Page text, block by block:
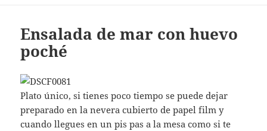
Ensalada de mar con huevo
poché
Plato único, si tienes poco tiempo se puede dejar
preparado en la nevera cubierto de papel film y
cuando llegues en un pis pas a la mesa como si te